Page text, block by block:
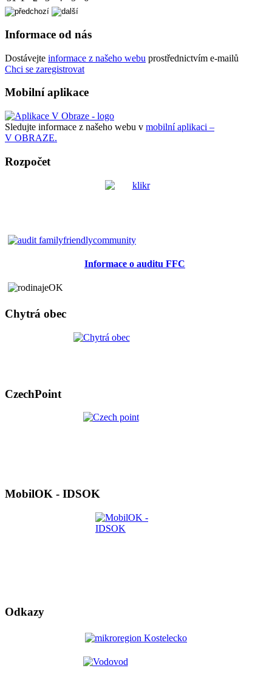
Informace od nás
Dostávejte informace z našeho webu prostřednictvím e-mailů
Chci se zaregistrovat
Mobilní aplikace
Sledujte informace z našeho webu v mobilní aplikaci –
V OBRAZE.
Rozpočet
Informace o auditu FFC
Chytrá obec
CzechPoint
MobilOK - IDSOK
Odkazy